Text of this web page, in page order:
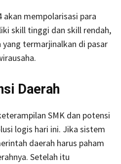
akan mempolarisasi para
skill tinggi dan skill rendah,
termarjinalkan di pasar
Daerah
SMK dan potensi
logis hari ini. Jika sistem
daerah harus paham
Setelah itu